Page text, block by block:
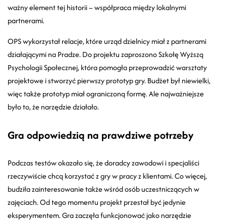
ważny element tej historii – współpraca między lokalnymi
partnerami.
OPS wykorzystał relacje, które urząd dzielnicy miał z partnerami
działającymi na Pradze. Do projektu zaproszono Szkołę Wyższą
Psychologii Społecznej, która pomogła przeprowadzić warsztaty
projektowe i stworzyć pierwszy prototyp gry. Budżet był niewielki,
więc także prototyp miał ograniczoną formę. Ale najważniejsze
było to, że narzędzie działało.
Gra odpowiedzią na prawdziwe potrzeby
Podczas testów okazało się, że doradcy zawodowi i specjaliści
rzeczywiście chcą korzystać z gry w pracy z klientami. Co więcej,
budziła zainteresowanie także wśród osób uczestniczących w
zajęciach. Od tego momentu projekt przestał być jedynie
eksperymentem. Gra zaczęła funkcjonować jako narzędzie